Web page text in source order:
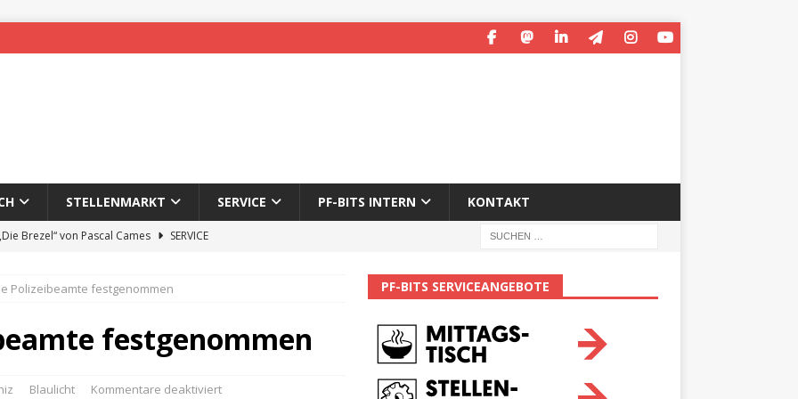
STELLENMARKT SERVICE PF-BITS INTERN KONTAKT
Brezel“ von Pascal Cames
SERVICE
des 65. Fasnetsumzugs Dillweißenstein
PF-BITS INTERN
Der Mann hinter PF-Bits lebt nicht mehr
Polizeibeamte festgenommen
festgenommen
Blaulicht Kommentare deaktiviert
PF-BITS SERVICEANGEBOTE